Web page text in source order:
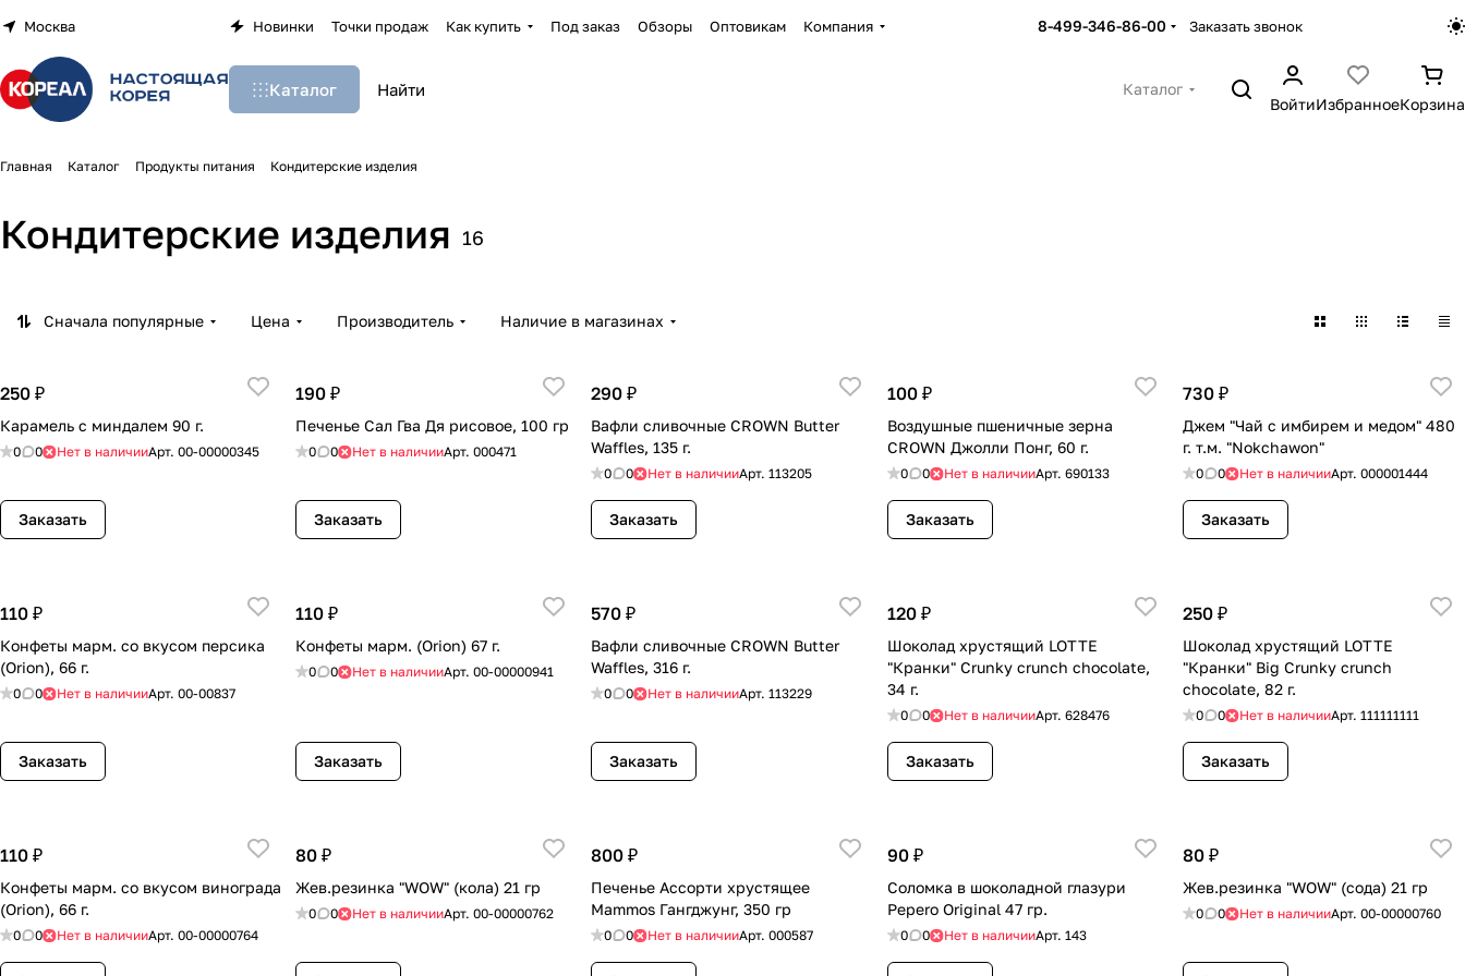
Москва Новинки Точки продаж Как купить Под заказ Обзоры Оптовикам Компания 8-499-346-86-00 Заказать звонок
Каталог
Каталог
ВойтиИзбранноеКорзина
Главная Каталог Продукты питания Кондитерские изделия
Кондитерские изделия 16
Сначала популярные Цена Производитель Наличие в магазинах
250 ₽
Карамель с миндалем 90 г.
0 0 Нет в наличииАрт. 00-00000345
Заказать
190 ₽
Печенье Сал Гва Дя рисовое, 100 гр
0 0 Нет в наличииАрт.000471
Заказать
290 ₽
Вафли сливочные CROWN Butter
Waffles, 135 г.
0 0 Нет в наличииАрт.113205
Заказать
100 ₽
Воздушные пшеничные зерна
CROWN Джолли Понг, 60 г.
0 0 Нет в наличииАрт. 690133
Заказать
730 ₽
Джем "Чай с имбирем и медом" 480
г. т.м. "Nokchawon"
0 0 Нет в наличииАрт. 000001444
Заказать
110 ₽
Конфеты марм. со вкусом персика
(Orion), 66 г.
0 0 Нет в наличииАрт. 00-00837
Заказать
110 ₽
Конфеты марм. (Orion) 67 г.
0 0 Нет в наличииАрт.00-00000941
Заказать
570 ₽
Вафли сливочные CROWN Butter
Waffles, 316 г.
0 0 Нет в наличииАрт.113229
Заказать
120 ₽
Шоколад хрустящий LOTTE
"Кранки" Crunky crunch chocolate,
34 г.
0 0 Нет в наличииАрт. 628476
Заказать
250 ₽
Шоколад хрустящий LOTTE
"Кранки" Big Crunky crunch
chocolate, 82 г.
0 0 Нет в наличииАрт. 111111111
Заказать
110 ₽
Конфеты марм. со вкусом винограда
(Orion), 66 г.
0 0 Нет в наличииАрт. 00-00000764
80 ₽
Жев.резинка "WOW" (кола) 21 гр
0 0 Нет в наличииАрт.00-00000762
800 ₽
Печенье Ассорти хрустящее
Mammos Гангджунг, 350 гр
0 0 Нет в наличииАрт.000587
90 ₽
Соломка в шоколадной глазури
Pepero Original 47 гр.
0 0 Нет в наличииАрт. 143
80 ₽
Жев.резинка "WOW" (сода) 21 гр
0 0 Нет в наличииАрт. 00-00000760